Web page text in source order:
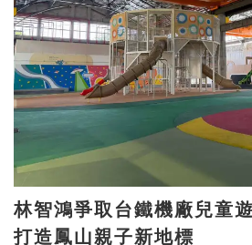
林智鴻爭取台鐵機廠兒童遊
打造鳳山親子新地標